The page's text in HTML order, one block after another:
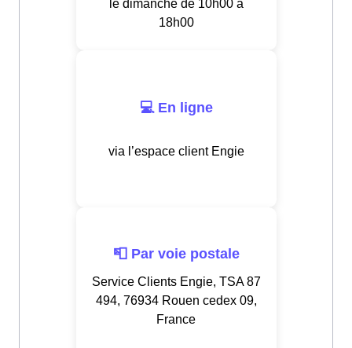
le dimanche de 10h00 à
18h00
💻 En ligne
via l’espace client Engie
📮 Par voie postale
Service Clients Engie, TSA 87
494, 76934 Rouen cedex 09,
France